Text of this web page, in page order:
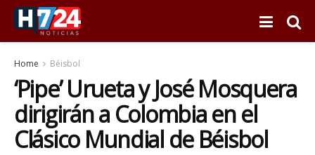
Home Béisbol
‘Pipe’ Urueta y José Mosquera
dirigirán a Colombia en el
Clásico Mundial de Béisbol